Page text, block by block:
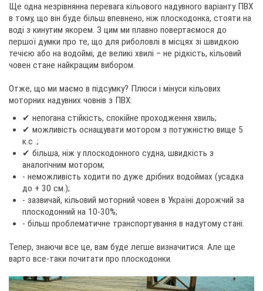
Ще одна незрівнянна перевага кільового надувного варіанту ПВХ
в тому, що він буде більш впевнено, ніж плоскодонка, стояти на
воді з кинутим якорем. З цим ми плавно повертаємося до
першої думки про те, що для риболовлі в місцях зі швидкою
течією або на водоймі, де великі хвилі – не рідкість, кільовий
човен стане найкращим вибором.
Отже, що ми маємо в підсумку? Плюси і мінуси кільових
моторних надувних човнів з ПВХ:
✔ непогана стійкість, спокійне проходження хвиль;
✔ можливість оснащувати мотором з потужністю вище 5
к.с .;
✔ більша, ніж у плоскодонного судна, швидкість з
аналогічним мотором;
- неможливість ходити по дуже дрібних водоймах (усадка
до + 30 см.);
- зазвичай, кільовий моторний човен в Україні дорожчий за
плоскодонний на 10-30%;
- більш проблематичне транспортування в надутому стані.
Тепер, знаючи все це, вам буде легше визначитися. Але ще
варто все-таки почитати про плоскодонки.